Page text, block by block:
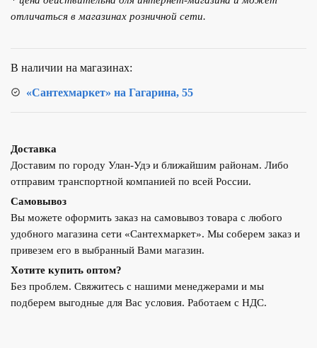
MLN-
7138
41х33х14,5
Белая
отличаться в магазинах розничной сети.
В наличии на магазинах:
«Сантехмаркет» на Гагарина, 55
Доставка
Доставим по городу Улан-Удэ и ближайшим районам. Либо
отправим транспортной компанией по всей России.
Самовывоз
Вы можете оформить заказ на самовывоз товара с любого
удобного магазина сети «Сантехмаркет». Мы соберем заказ и
привезем его в выбранный Вами магазин.
Хотите купить оптом?
Без проблем. Свяжитесь с нашими менеджерами и мы
подберем выгодные для Вас условия. Работаем с НДС.